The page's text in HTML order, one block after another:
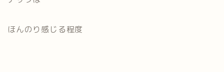
ほんのり感じる程度